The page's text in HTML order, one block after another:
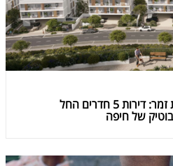
שיכון ובינוי ממשיכה בגבעת זמר: דירות 5 חדרים החל